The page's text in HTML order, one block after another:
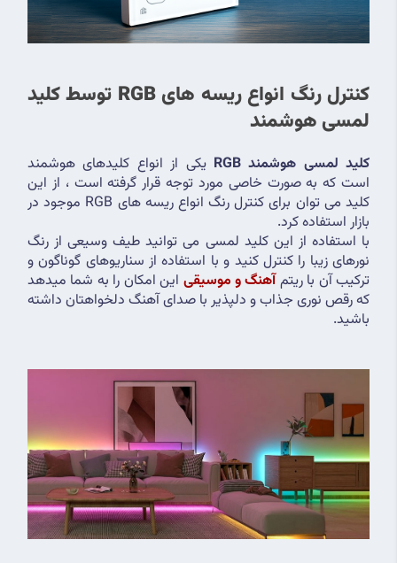
لمسی هوشمند
کلید لمسی هوشمند RGB
بازار استفاده کرد.
ترکیب آن با ریتم آهنگ و موسیقی
باشید.